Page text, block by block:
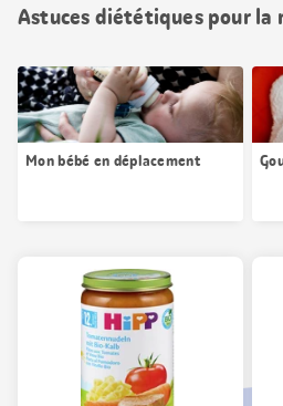
Astuces diététiques pour la
Mon bébé en déplacement